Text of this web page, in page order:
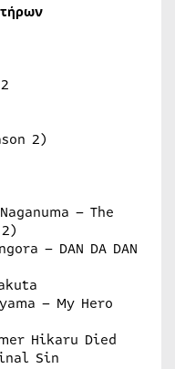
2)
– The
– DAN DA DAN
– My Hero
Hikaru Died
Sin